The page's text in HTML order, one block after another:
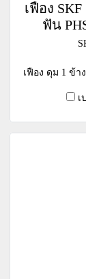
เฟือง SKF
ฟัน
เฟือง ดุม 1 ข้าง
เ